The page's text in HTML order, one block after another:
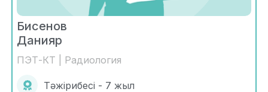
Бисенов
Данияр
ПЭТ-КТ | Радиология
Тәжірибесі - 7 жыл